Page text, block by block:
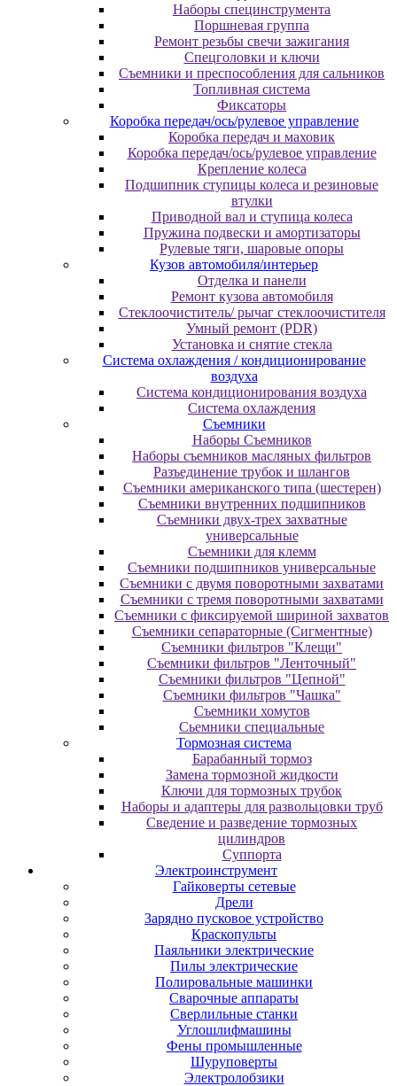
Наборы специнструмента
Поршневая группа
Ремонт резьбы свечи зажигания
Спецголовки и ключи
Съемники и преспособления для сальников
Топливная система
Фиксаторы
Коробка передач/ось/рулевое управление
Коробка передач и маховик
Коробка передач/ось/рулевое управление
Крепление колеса
Подшипник ступицы колеса и резиновые
втулки
Приводной вал и ступица колеса
Пружина подвески и амортизаторы
Рулевые тяги, шаровые опоры
Кузов автомобиля/интерьер
Отделка и панели
Ремонт кузова автомобиля
Стеклоочиститель/ рычаг стеклоочистителя
Умный ремонт (PDR)
Установка и снятие стекла
Система охлаждения / кондиционирование
воздуха
Система кондиционирования воздуха
Система охлаждения
Съемники
Наборы Съемников
Наборы съемников масляных фильтров
Разъединение трубок и шлангов
Съемники американского типа (шестерен)
Съемники внутренних подшипников
Съемники двух-трех захватные
универсальные
Съемники для клемм
Съемники подшипников универсальные
Съемники с двумя поворотными захватами
Съемники с тремя поворотными захватами
Съемники с фиксируемой шириной захватов
Съемники сепараторные (Сигментные)
Съемники фильтров "Клещи"
Съемники фильтров "Ленточный"
Съемники фильтров "Цепной"
Съемники фильтров "Чашка"
Съемники хомутов
Сьемники специальные
Тормозная система
Барабанный тормоз
Замена тормозной жидкости
Ключи для тормозных трубок
Наборы и адаптеры для развольцовки труб
Сведение и разведение тормозных
цилиндров
Суппорта
Электроинструмент
Гайковерты сетевые
Дрели
Зарядно пусковое устройство
Краскопульты
Паяльники электрические
Пилы электрические
Полировальные машинки
Сварочные аппараты
Сверлильные станки
Углошлифмашины
Фены промышленные
Шуруповерты
Электролобзики